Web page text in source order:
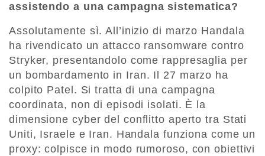
assistendo a una campagna sistematica?
Assolutamente sì. All’inizio di marzo Handala
ha rivendicato un attacco ransomware contro
Stryker, presentandolo come rappresaglia per
un bombardamento in Iran. Il 27 marzo ha
colpito Patel. Si tratta di una campagna
coordinata, non di episodi isolati. È la
dimensione cyber del conflitto aperto tra Stati
Uniti, Israele e Iran. Handala funziona come un
proxy: colpisce in modo rumoroso, con obiettivi